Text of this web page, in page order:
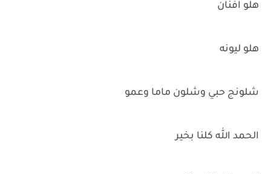
هلو افنان
هلو ليونه
شلونج حبي وشلون ماما وعمو
الحمد الله كلنا بخير